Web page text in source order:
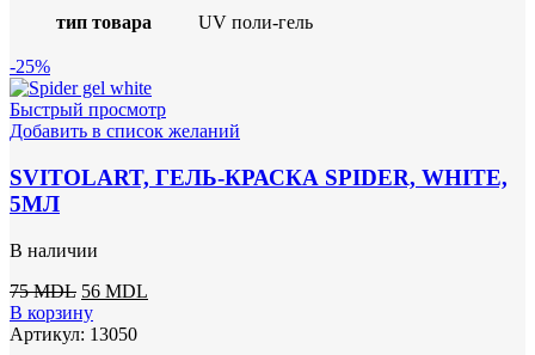
тип товара UV поли-гель
-25%
Быстрый просмотр
Добавить в список желаний
SVITOLART, ГЕЛЬ-КРАСКА SPIDER, WHITE,
5МЛ
В наличии
75MDL Первоначальная
цена
составляла
56 MDL
В корзину
Артикул: 13050